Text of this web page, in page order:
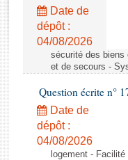
Rapports législatifs
Rapports sur
Baromètre de
Dossiers législatifs
Budget et sécurité
Questions écrites et
Comptes rendus des
Date de
dépôt :
04/08/2026
sécurité des biens
et de secours -
Question écrite n°
Date de
dépôt :
04/08/2026
logement -